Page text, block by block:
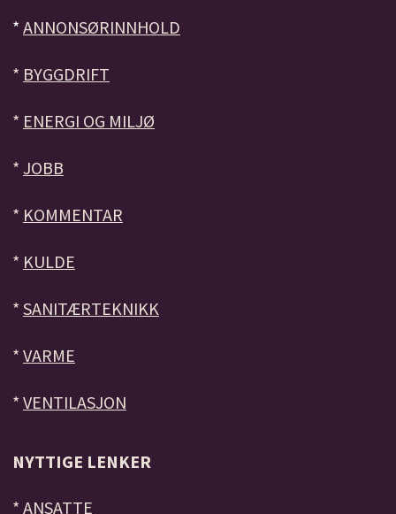
* ANNONSØRINNHOLD
* BYGGDRIFT
* ENERGI OG MILJØ
* JOBB
* KOMMENTAR
* KULDE
* SANITÆRTEKNIKK
* VARME
* VENTILASJON
NYTTIGE LENKER
* ANSATTE